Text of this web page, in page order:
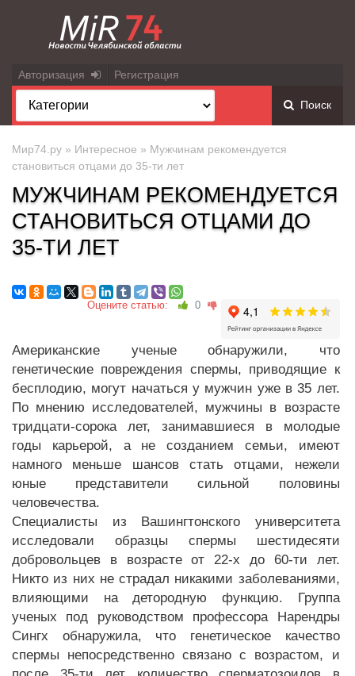
Авторизация Регистрация
Поиск
Мир74.ру » Интересное » Мужчинам рекомендуется
становиться отцами до 35-ти лет
МУЖЧИНАМ РЕКОМЕНДУЕТСЯ
СТАНОВИТЬСЯ ОТЦАМИ ДО
35-ТИ ЛЕТ
Оцените статью: 0
Американские ученые обнаружили, что
генетические повреждения спермы, приводящие к
бесплодию, могут начаться у мужчин уже в 35 лет.
По мнению исследователей, мужчины в возрасте
тридцати-сорока лет, занимавшиеся в молодые
годы карьерой, а не созданием семьи, имеют
намного меньше шансов стать отцами, нежели
юные представители сильной половины
человечества.
Специалисты из Вашингтонского университета
исследовали образцы спермы шестидесяти
добровольцев в возрасте от 22-х до 60-ти лет.
Никто из них не страдал никакими заболеваниями,
влияющими на детородную функцию. Группа
ученых под руководством профессора Нарендры
Сингх обнаружила, что генетическое качество
спермы непосредственно связано с возрастом, и